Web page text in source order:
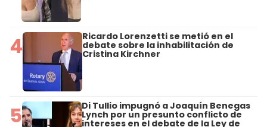
4 Ricardo Lorenzetti se metió en el
debate sobre la inhabilitación de
Cristina Kirchner
5 Di Tullio impugnó a Joaquín Benegas
Lynch por un presunto conflicto de
intereses en el debate de la Ley de